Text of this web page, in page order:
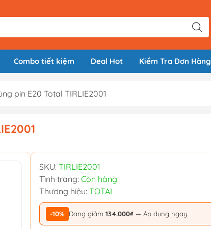
Combo tiết kiệm Deal Hot Kiểm Tra Đơn Hàng
pin E20 Total TIRLIE2001
SKU: TIRLIE2001
Tình trạng: Còn hàng
Thương hiệu: TOTAL
-10% Đang giảm 134.000₫ — Áp dụng ngay